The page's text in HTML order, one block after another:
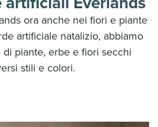
ora anche nei fiori e piante
artificiale natalizio, abbiamo
di piante, erbe e fiori secchi
stili e colori.